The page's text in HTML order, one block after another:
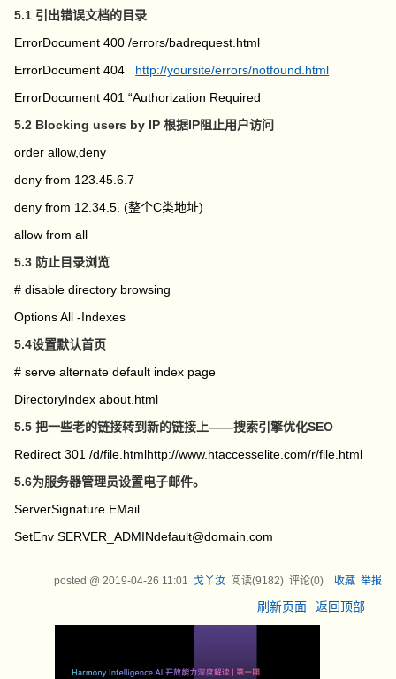
5.1 引出错误文档的目录
ErrorDocument 400 /errors/badrequest.html
ErrorDocument 404 http://yoursite/errors/notfound.html
ErrorDocument 401 “Authorization Required
5.2 Blocking users by IP 根据IP阻止用户访问
order allow,deny
deny from 123.45.6.7
deny from 12.34.5. (整个C类地址)
allow from all
5.3 防止目录浏览
# disable directory browsing
Options All -Indexes
5.4设置默认首页
# serve alternate default index page
DirectoryIndex about.html
5.5 把一些老的链接转到新的链接上——搜索引擎优化SEO
Redirect 301 /d/file.htmlhttp://www.htaccesselite.com/r/file.html
5.6为服务器管理员设置电子邮件。
ServerSignature EMail
SetEnv SERVER_ADMINdefault@domain.com
posted @ 2019-04-26 11:01 戈丫汝阅读(9182) 评论(0) 收藏 举报
刷新页面 返回顶部